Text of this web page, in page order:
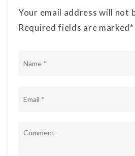
Your email address will not
Required fields are marked*